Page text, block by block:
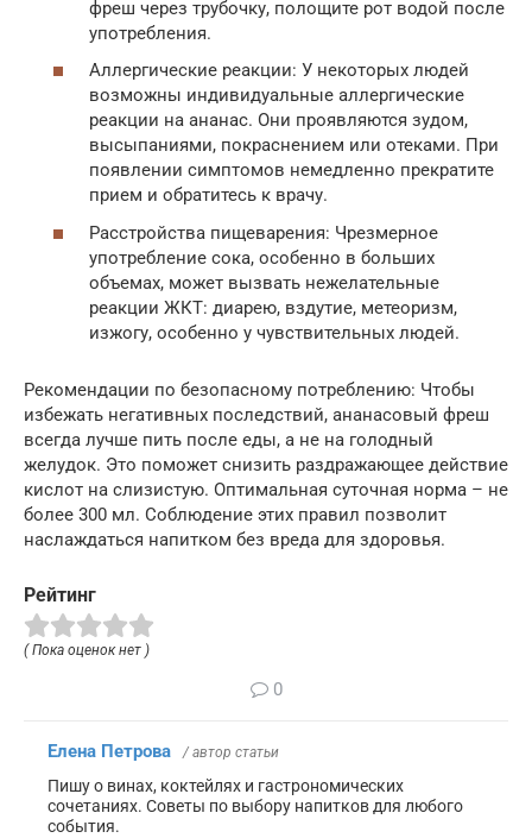
фреш через трубочку, полощите рот водой после
употребления.
Аллергические реакции: У некоторых людей
возможны индивидуальные аллергические
реакции на ананас. Они проявляются зудом,
высыпаниями, покраснением или отеками. При
появлении симптомов немедленно прекратите
прием и обратитесь к врачу.
Расстройства пищеварения: Чрезмерное
употребление сока, особенно в больших
объемах, может вызвать нежелательные
реакции ЖКТ: диарею, вздутие, метеоризм,
изжогу, особенно у чувствительных людей.
Рекомендации по безопасному потреблению: Чтобы
избежать негативных последствий, ананасовый фреш
всегда лучше пить после еды, а не на голодный
желудок. Это поможет снизить раздражающее действие
кислот на слизистую. Оптимальная суточная норма – не
более 300 мл. Соблюдение этих правил позволит
наслаждаться напитком без вреда для здоровья.
Рейтинг
( Пока оценок нет )
0
Елена Петрова / автор статьи
Пишу о винах, коктейлях и гастрономических
сочетаниях. Советы по выбору напитков для любого
события.